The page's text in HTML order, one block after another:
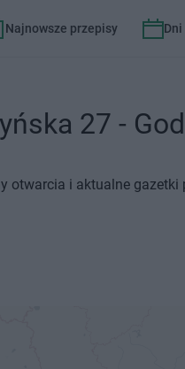
Najnowsze przepisy
27 -
otwarcia i aktualne gazetki